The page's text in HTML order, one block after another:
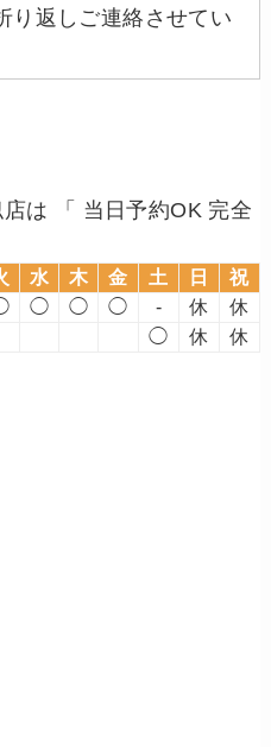
り返しご連絡させてい
は 「 当日予約OK 完全
水 木 金 土 日
祝
◯ ◯ ◯ - 休
休
◯ 休 休